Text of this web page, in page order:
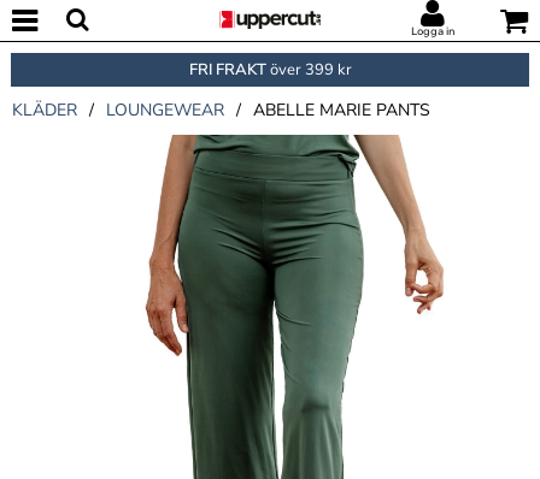
Logga in
FRI FRAKTöver 399 kr
KLÄDER / LOUNGEWEAR / ABELLE MARIE PANTS